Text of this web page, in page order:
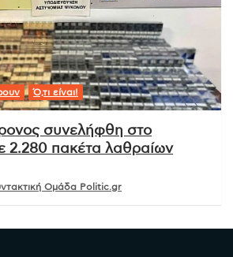
Ό,τι είναι!
συνελήφθη στο
2.280 πακέτα λαθραίων
Ομάδα Politic.gr